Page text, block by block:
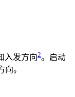
入发方向2。 启动
。